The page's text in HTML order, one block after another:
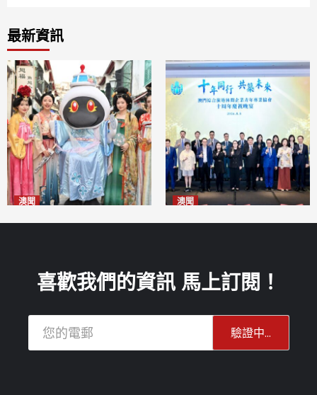
最新資訊
澳聞 澳聞
喜歡我們的資訊 馬上訂閱！